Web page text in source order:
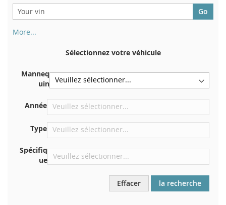
More...
d'immatriculation. Et aussi dans la voiture
Centrer contre la cloison sous le capot
Directement dans le compartiment moteur
Près du pare-brise, sur le tableau de bord
Dans le montant de porte arrière droit
Sélectionnez votre véhicule
Manneq
uin
Année
Type
Spécifiq
ue
Effacer la recherche